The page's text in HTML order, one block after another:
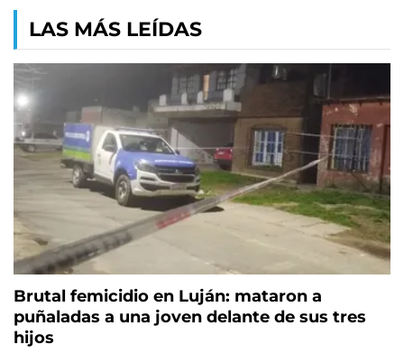
LAS MÁS LEÍDAS
Brutal femicidio en Luján: mataron a
puñaladas a una joven delante de sus tres
hijos